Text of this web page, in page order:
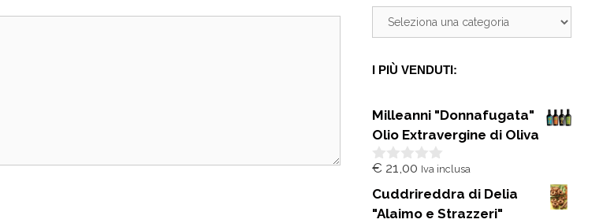
I PIÙ VENDUTI:
Milleanni "Donnafugata"
Olio Extravergine di Oliva
0
u
5
€ 21,00 Iva inclusa
Cuddrireddra di Delia
"Alaimo e Strazzeri"